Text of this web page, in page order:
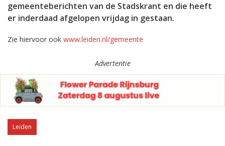
gemeenteberichten van de Stadskrant en die heeft
er inderdaad afgelopen vrijdag in gestaan.
Zie hiervoor ook www.leiden.nl/gemeente
Advertentie
Leiden